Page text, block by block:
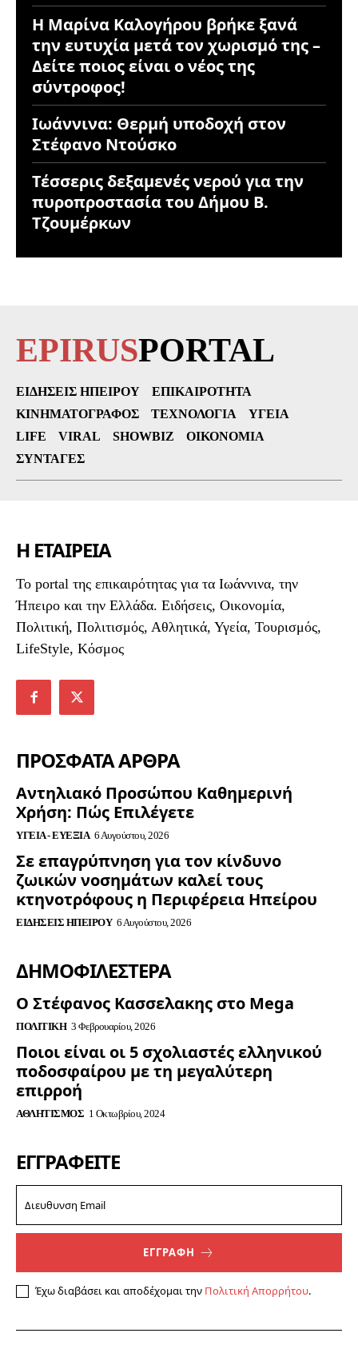
Η Μαρίνα Καλογήρου βρήκε ξανά
την ευτυχία μετά τον χωρισμό της –
Δείτε ποιος είναι ο νέος της
σύντροφος!
Ιωάννινα: Θερμή υποδοχή στον
Στέφανο Ντούσκο
Τέσσερις δεξαμενές νερού για την
πυροπροστασία του Δήμου Β.
Τζουμέρκων
EPIRUSPORTAL
ΕΙΔΉΣΕΙΣ ΗΠΕΊΡΟΥ
ΕΠΙΚΑΙΡΌΤΗΤΑ
ΚΙΝΗΜΑΤΟΓΡΆΦΟΣ
ΤΕΧΝΟΛΟΓΊΑ
ΥΓΕΊΑ
LIFE
VIRAL SHOWBIZ
ΟΙΚΟΝΟΜΊΑ
ΣΥΝΤΑΓΈΣ
Η ΕΤΑΙΡΕΙΑ
To portal της επικαιρότητας για τα Ιωάννινα, την
Ήπειρο και την Ελλάδα. Ειδήσεις, Οικονομία,
Πολιτική, Πολιτισμός, Αθλητικά, Υγεία, Τουρισμός,
LifeStyle, Κόσμος
ΠΡΟΣΦΑΤΑ ΑΡΘΡΑ
Αντηλιακό Προσώπου Καθημερινή
Χρήση: Πώς Επιλέγετε
ΥΓΕΊΑ - ΕΥΕΞΊΑ 6 Αυγούστου, 2026
Σε επαγρύπνηση για τον κίνδυνο
ζωικών νοσημάτων καλεί τους
κτηνοτρόφους η Περιφέρεια Ηπείρου
ΕΙΔΉΣΕΙΣ ΗΠΕΊΡΟΥ 6 Αυγούστου, 2026
ΔΗΜΟΦΙΛΈΣΤΕΡΑ
Ο Στέφανος Κασσελακης στο Mega
ΠΟΛΙΤΙΚΉ 3 Φεβρουαρίου, 2026
Ποιοι είναι οι 5 σχολιαστές ελληνικού
ποδοσφαίρου με τη μεγαλύτερη
επιρροή
ΑΘΛΗΤΙΣΜΌΣ 1 Οκτωβρίου, 2024
ΕΓΓΡΑΦΕΊΤΕ
ΕΓΓΡΑΦΗ
Έχω διαβάσει και αποδέχομαι την Πολιτική Απορρήτου.